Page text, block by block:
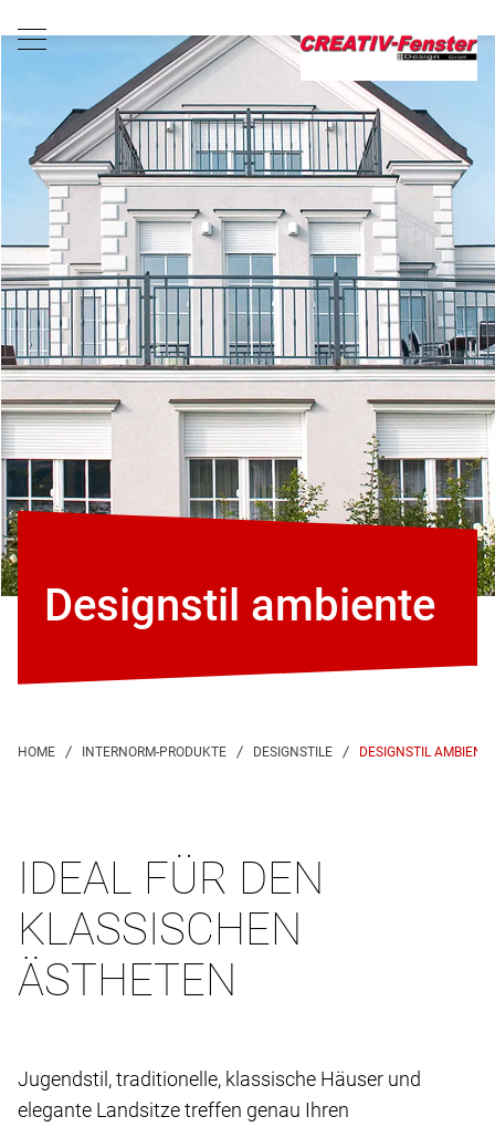
Designstil ambiente
DESIGNSTIL
IDEAL FÜR DEN
KLASSISCHEN
ÄSTHETEN
Jugendstil, traditionelle, klassische Häuser und
elegante Landsitze treffen genau Ihren